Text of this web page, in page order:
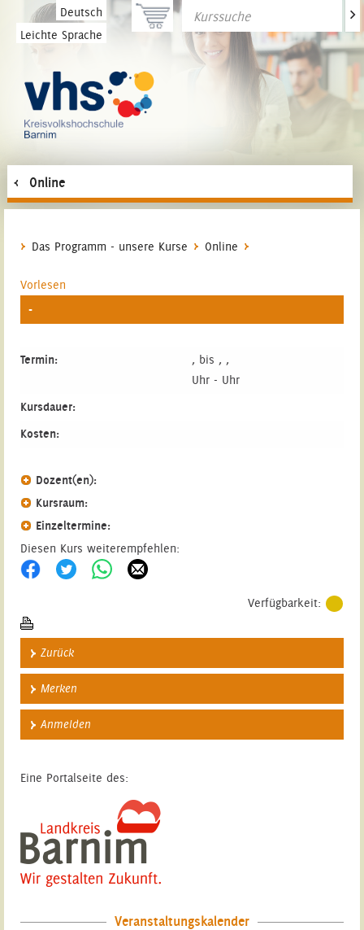
Deutsch
Leichte Sprache
>
Online
Das Programm - unsere Kurse Online
Vorlesen
-
Termin:
, bis , ,
Uhr - Uhr
Kursdauer:
Kosten:
Dozent(en):
Kursraum:
Einzeltermine:
Diesen Kurs weiterempfehlen:
Verfügbarkeit:
Zurück
Merken
Anmelden
Eine Portalseite des:
Veranstaltungskalender